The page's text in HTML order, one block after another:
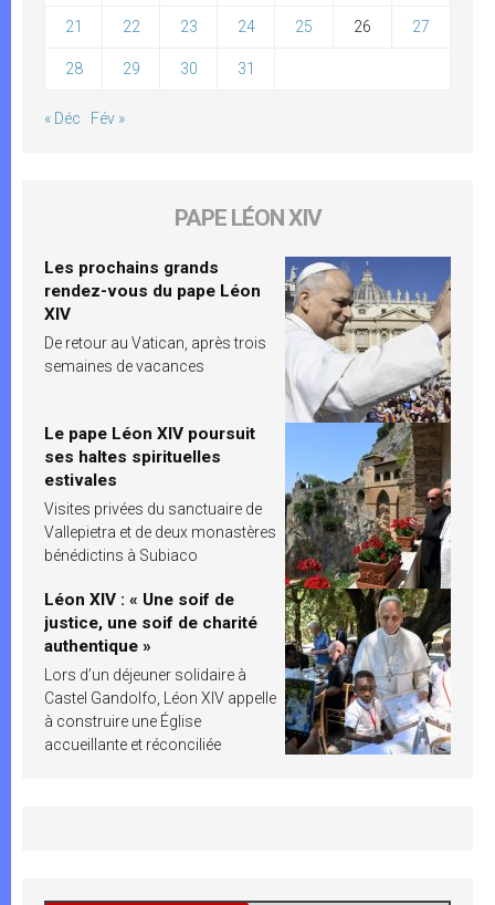
21 22 23 24 25 26 27
28 29 30 31
« Déc Fév »
PAPE LÉON XIV
Les prochains grands
rendez-vous du pape Léon
XIV
De retour au Vatican, après trois
semaines de vacances
Le pape Léon XIV poursuit
ses haltes spirituelles
estivales
Visites privées du sanctuaire de
Vallepietra et de deux monastères
bénédictins à Subiaco
Léon XIV : « Une soif de
justice, une soif de charité
authentique »
Lors d’un déjeuner solidaire à
Castel Gandolfo, Léon XIV appelle
à construire une Église
accueillante et réconciliée